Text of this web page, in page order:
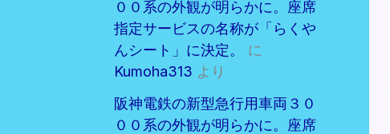
００系の外観が明らかに。座席
指定サービスの名称が「らくや
んシート」に決定。
に
Kumoha313 より
阪神電鉄の新型急行用車両３０
００系の外観が明らかに。座席